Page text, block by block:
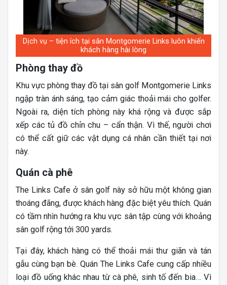
Dịch vụ – tiện ích tại sân Montgomerie Links luôn khiến
khách hàng hài lòng
Phòng thay đồ
Khu vực phòng thay đồ tại sân golf Montgomerie Links
ngập tràn ánh sáng, tạo cảm giác thoải mái cho golfer.
Ngoài ra, diện tích phòng này khá rộng và được sắp
xếp các tủ đồ chỉn chu – cẩn thận. Vì thế, người chơi
có thể cất giữ các vật dụng cá nhân cần thiết tại nơi
này.
Quán cà phê
The Links Cafe ở sân golf này sở hữu một không gian
thoáng đãng, được khách hàng đặc biệt yêu thích. Quán
có tầm nhìn hướng ra khu vực sân tập cùng với khoảng
sân golf rộng tới 300 yards.
Tại đây, khách hàng có thể thoải mái thư giãn và tán
gẫu cùng bạn bè. Quán The Links Cafe cung cấp nhiều
loại đồ uống khác nhau từ cà phê, sinh tố đến bia… Vì